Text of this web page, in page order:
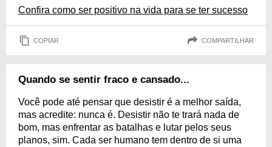
Confira como ser positivo na vida para se ter sucesso
COPIAR COMPARTILHAR
Quando se sentir fraco e cansado...
Você pode até pensar que desistir é a melhor saída,
mas acredite: nunca é. Desistir não te trará nada de
bom, mas enfrentar as batalhas e lutar pelos seus
planos, sim. Cada ser humano tem dentro de si uma